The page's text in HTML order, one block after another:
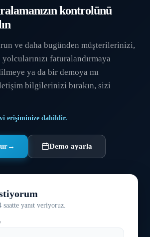
kontrolünü
ve daha bugünden müşterilerinizi,
yolcularınızı faturalandırmaya
ya da bir demoya mı
bilgilerinizi bırakın, sizi
erişiminize dahildir.
→ Demo ayarla
yanıt veriyoruz.